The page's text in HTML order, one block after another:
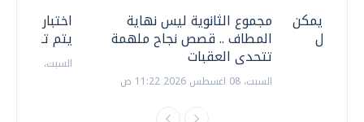
اختبارات
يتم
السبت، 18 يوليو 2026 09:22 ص
مجموع الثانوية ليس نهاية
المطاف .. قصص نجاح ملهمة
تتحدى العقبات
السبت، 08 اغسطس 2026 11:22 ص
.. هل يمكن
نتعامل